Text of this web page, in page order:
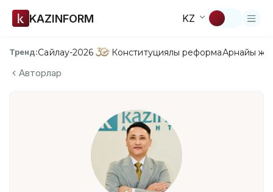
KAZINFORM KZ
Тренд:Сайлау-2026 Конституциялық реформаАрнайы
Авторлар